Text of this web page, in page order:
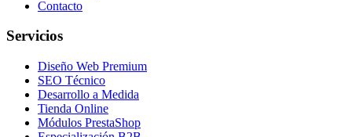
Contacto
Servicios
Diseño Web Premium
SEO Técnico
Desarrollo a Medida
Tienda Online
Módulos PrestaShop